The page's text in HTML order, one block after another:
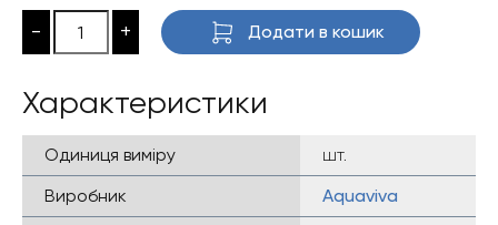
- + Додати в кошик
Характеристики
Одиниця виміру
шт.
Виробник
Aquaviva